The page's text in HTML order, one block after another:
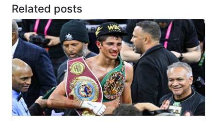
Related posts